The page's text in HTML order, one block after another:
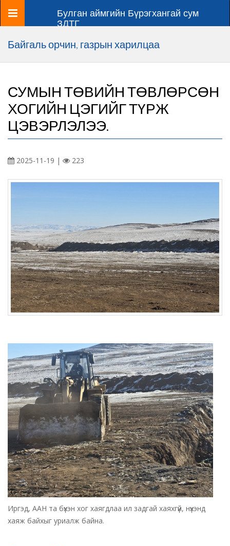
Цэс
Булган аймгийн Бүрэгхангай сум
ЗДТГ
Байгаль орчин, газрын харилцаа
СУМЫН ТӨВИЙН ТӨВЛӨРСӨН
ХОГИЙН ЦЭГИЙГ ТҮРЖ
ЦЭВЭРЛЭЛЭЭ.
2025-11-19 | 223
Иргэд, ААН та бүхэн хог хаягдлаа ил задгай хаяхгүй, нүхэнд
хаяж байхыг уриалж байна.